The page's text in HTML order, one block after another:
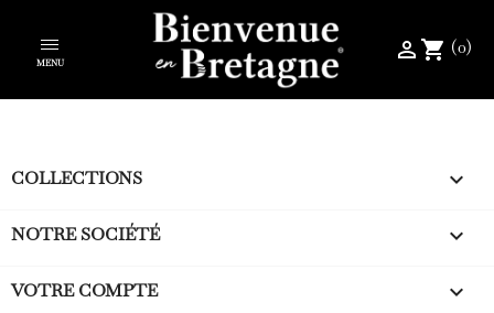
perm_identity shopping_cart (0)
MENU
COLLECTIONS 
NOTRE SOCIÉTÉ 
VOTRE COMPTE 